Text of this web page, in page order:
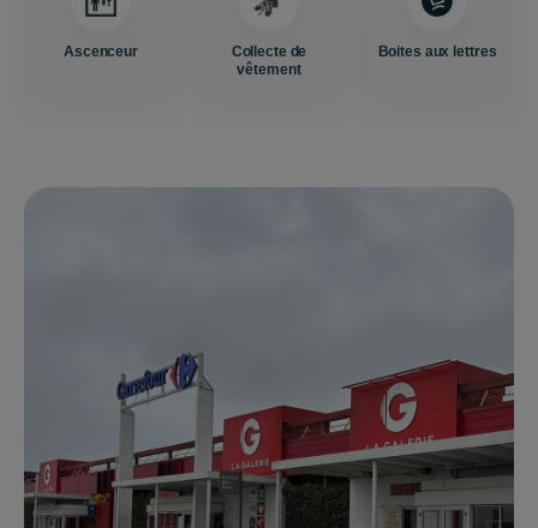
Ascenceur
Collecte de
vêtement
Boites aux lettres